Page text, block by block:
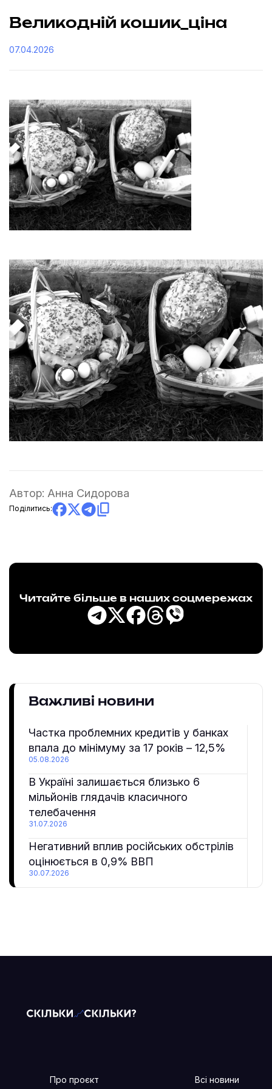
Великодній кошик_ціна
07.04.2026
Автор: Анна Сидорова
Поділитись:
Читайте більше в наших соцмережах
Важливі новини
Частка проблемних кредитів у банках
впала до мінімуму за 17 років – 12,5%
05.08.2026
В Україні залишається близько 6
мільйонів глядачів класичного
телебачення
31.07.2026
Негативний вплив російських обстрілів
оцінюється в 0,9% ВВП
30.07.2026
Про проєкт
Всі новини